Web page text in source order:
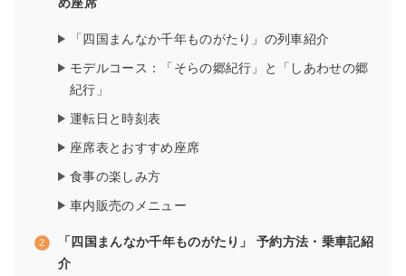
め座席
「四国まんなか千年ものがたり」の列車紹介
モデルコース：「そらの郷紀行」と「しあわせの郷
紀行」
運転日と時刻表
座席表とおすすめ座席
食事の楽しみ方
車内販売のメニュー
「四国まんなか千年ものがたり」 予約方法・乗車記紹
介